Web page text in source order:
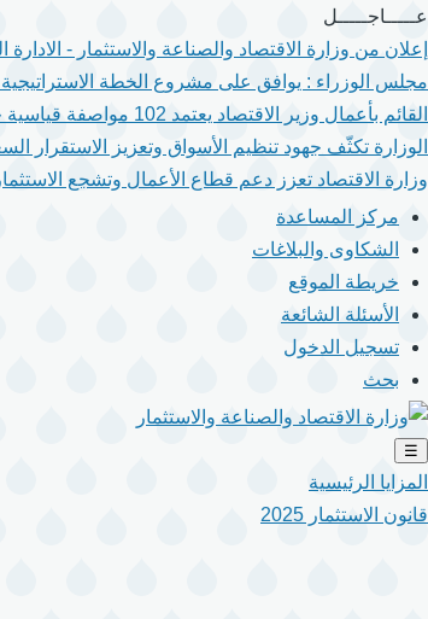
تجاوز
إلى
المحتوى
الرئيسي
عـــــاجـــــل
إعلان من وزارة الاقتصاد والصناعة والاستثمار -
مجلس الوزراء : يوافق على مشروع الخطة الاستراتيجية
القائم بأعمال وزير الاقتصاد يعتمد 102 مواصفة قياسية جديدة ومحدثة لتعزيز جودة المنتجات والخدمات.
الوزارة تكثّف جهود تنظيم الأسواق وتعزيز الاستقرار
وزارة الاقتصاد تعزز دعم قطاع الأعمال وتشجع
مركز المساعدة
الشكاوى والبلاغات
خريطة الموقع
الأسئلة الشائعة
تسجيل الدخول
بحث
☰
المزايا الرئيسية
قانون الاستثمار 2025